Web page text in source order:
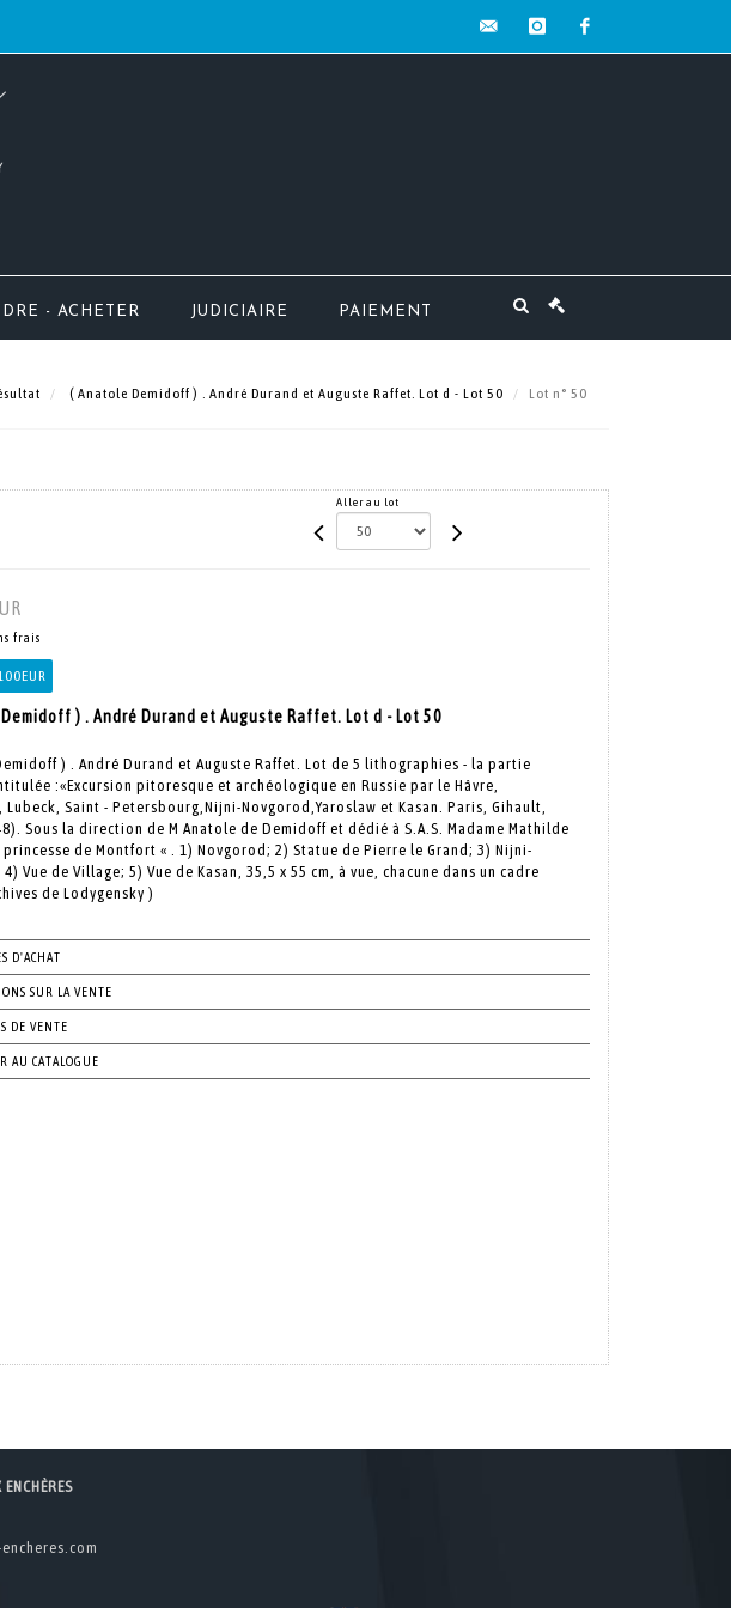
- ACHETER JUDICIAIRE PAIEMENT
( Anatole Demidoff ) . André Durand et Auguste Raffet. Lot d - Lot 50 Lot n° 50
Aller au lot
frais
) . André Durand et Auguste Raffet. Lot d - Lot 50
) . André Durand et Auguste Raffet. Lot de 5 lithographies - la partie
:«Excursion pitoresque et archéologique en Russie par le Hâvre,
Lubeck, Saint - Petersbourg,Nijni-Novgorod,Yaroslaw et Kasan. Paris, Gihault,
Sous la direction de M Anatole de Demidoff et dédié à S.A.S. Madame Mathilde
de Montfort « . 1) Novgorod; 2) Statue de Pierre le Grand; 3) Nijni-
Vue de Village; 5) Vue de Kasan, 35,5 x 55 cm, à vue, chacune dans un cadre
de Lodygensky )
D'ACHAT
SUR LA VENTE
DE VENTE
AU CATALOGUE